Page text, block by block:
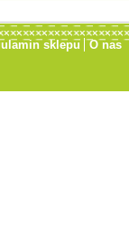
sklepu O nas